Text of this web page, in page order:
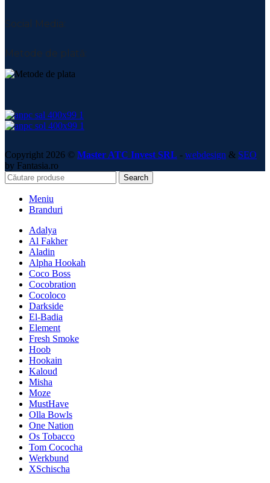
Social Media:
Metode de plată:
Copyright 2026 © Master ATC Invest SRL - webdesign & SEO
by Fantasia.ro
Search
Meniu
Branduri
Adalya
Al Fakher
Aladin
Alpha Hookah
Coco Boss
Cocobration
Cocoloco
Darkside
El-Badia
Element
Fresh Smoke
Hoob
Hookain
Kaloud
Misha
Moze
MustHave
Olla Bowls
One Nation
Os Tobacco
Tom Cococha
Werkbund
XSchischa